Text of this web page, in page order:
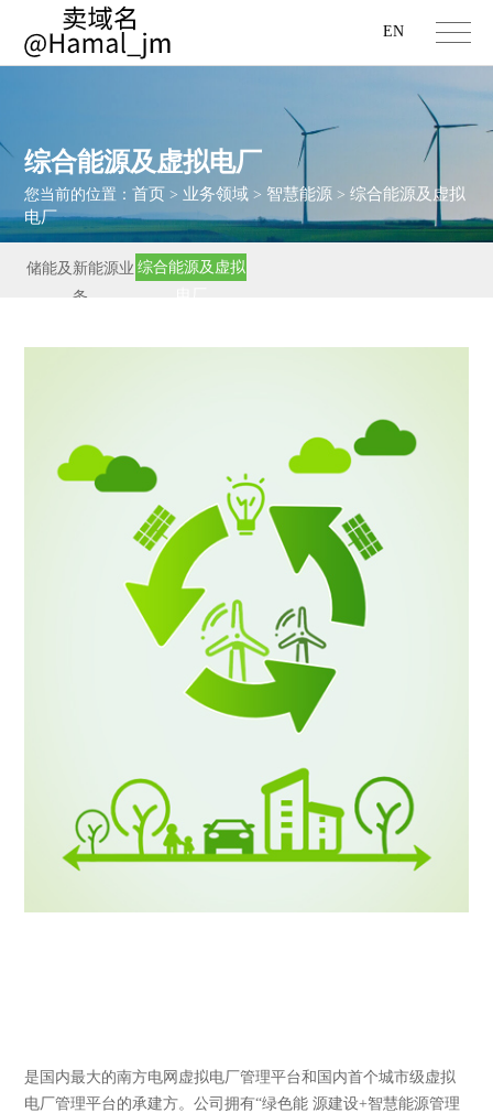
EN
综合能源及虚拟电厂
您当前的位置：首页 > 业务领域 > 智慧能源 >综合能源及虚拟
电厂
储能及新能源业
务
综合能源及虚拟
是国内最大的南方电网虚拟电厂管理平台和国内首个城市级虚拟
电厂管理平台的承建方。公司拥有“绿色能 源建设+智慧能源管理